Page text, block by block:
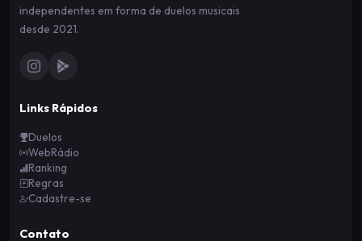
independentes em forma de duelos musicais
desde 2021.
Links Rápidos
Duelos
WebRádio
Ranking
Regras
Cadastre-se
Contato